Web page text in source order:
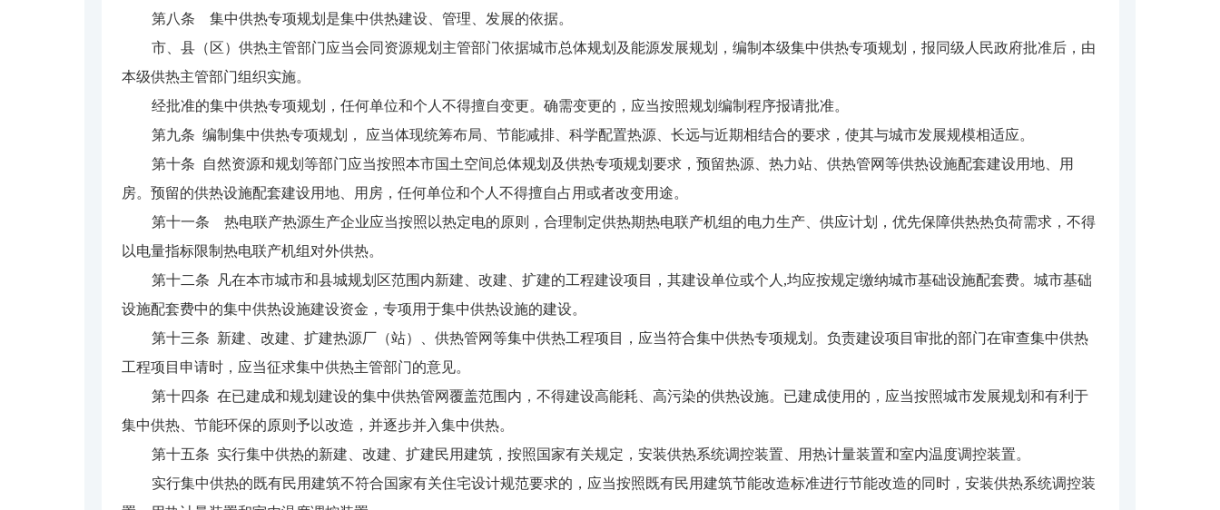
第八条 集中供热专项规划是集中供热建设、管理、发展的依据。
市、县（区）供热主管部门应当会同资源规划主管部门依据城市总体规划及能源发展规划，编制本级集中供热专项规划，报同级人民政府批准后，由
本级供热主管部门组织实施。
经批准的集中供热专项规划，任何单位和个人不得擅自变更。确需变更的，应当按照规划编制程序报请批准。
第九条 编制集中供热专项规划， 应当体现统筹布局、节能减排、科学配置热源、长远与近期相结合的要求，使其与城市发展规模相适应。
第十条 自然资源和规划等部门应当按照本市国土空间总体规划及供热专项规划要求，预留热源、热力站、供热管网等供热设施配套建设用地、用
房。预留的供热设施配套建设用地、用房，任何单位和个人不得擅自占用或者改变用途。
第十一条 热电联产热源生产企业应当按照以热定电的原则，合理制定供热期热电联产机组的电力生产、供应计划，优先保障供热热负荷需求，不得
以电量指标限制热电联产机组对外供热。
第十二条 凡在本市城市和县城规划区范围内新建、改建、扩建的工程建设项目，其建设单位或个人,均应按规定缴纳城市基础设施配套费。城市基础
设施配套费中的集中供热设施建设资金，专项用于集中供热设施的建设。
第十三条 新建、改建、扩建热源厂（站）、供热管网等集中供热工程项目，应当符合集中供热专项规划。负责建设项目审批的部门在审查集中供热
工程项目申请时，应当征求集中供热主管部门的意见。
第十四条 在已建成和规划建设的集中供热管网覆盖范围内，不得建设高能耗、高污染的供热设施。已建成使用的，应当按照城市发展规划和有利于
集中供热、节能环保的原则予以改造，并逐步并入集中供热。
第十五条 实行集中供热的新建、改建、扩建民用建筑，按照国家有关规定，安装供热系统调控装置、用热计量装置和室内温度调控装置。
实行集中供热的既有民用建筑不符合国家有关住宅设计规范要求的，应当按照既有民用建筑节能改造标准进行节能改造的同时，安装供热系统调控装